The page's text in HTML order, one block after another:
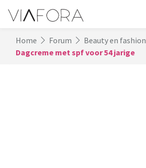
Home Forum
Beauty en fashion
Dagcreme met spf voor 54 jarige